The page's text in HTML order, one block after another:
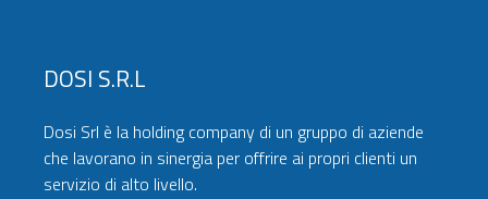
DOSI S.r.l
Dosi Srl è la holding company di un gruppo di aziende
che lavorano in sinergia per offrire ai propri clienti un
servizio di alto livello.